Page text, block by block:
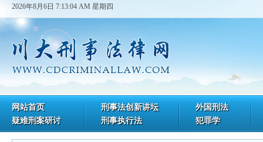
2026年8月6日 7:13:04 AM 星期四
网站首页 刑事法创新讲坛
外国刑法
疑难刑案研讨
刑事执行法 犯罪学